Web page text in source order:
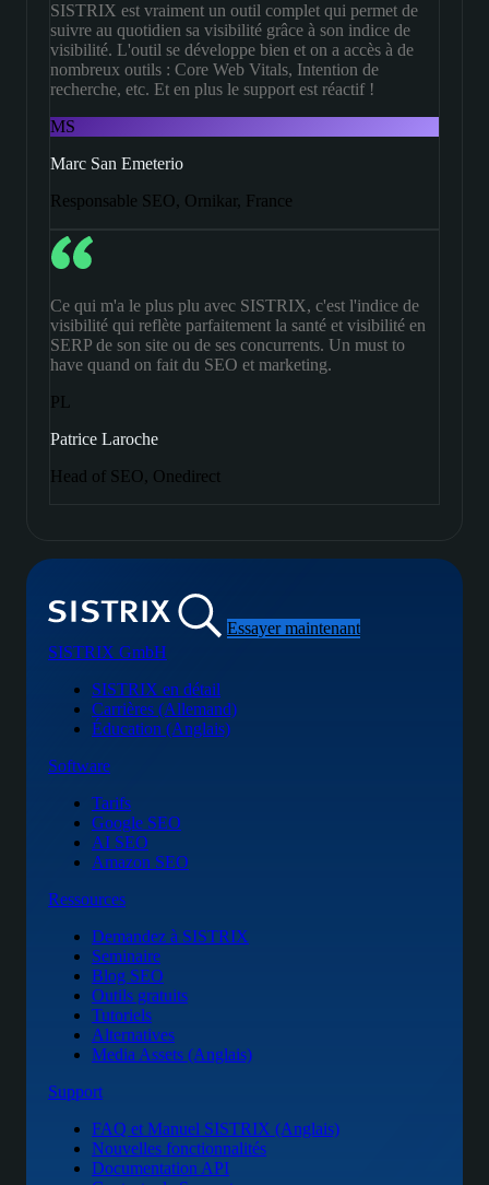
SISTRIX est vraiment un outil complet qui permet de
suivre au quotidien sa visibilité grâce à son indice de
visibilité. L'outil se développe bien et on a accès à de
nombreux outils : Core Web Vitals, Intention de
recherche, etc. Et en plus le support est réactif !
MS
Marc San Emeterio
Responsable SEO, Ornikar, France
Ce qui m'a le plus plu avec SISTRIX, c'est l'indice de
visibilité qui reflète parfaitement la santé et visibilité en
SERP de son site ou de ses concurrents. Un must to
have quand on fait du SEO et marketing.
PL
Patrice Laroche
Head of SEO, Onedirect
Essayer maintenant
SISTRIX GmbH
SISTRIX en détail
Carrières (Allemand)
Éducation (Anglais)
Software
Tarifs
Google SEO
AI SEO
Amazon SEO
Ressources
Demandez à SISTRIX
Seminaire
Blog SEO
Outils gratuits
Tutoriels
Alternatives
Media Assets (Anglais)
Support
FAQ et Manuel SISTRIX (Anglais)
Nouvelles fonctionnalités
Documentation API